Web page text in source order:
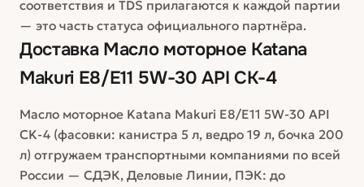
соответствия и TDS прилагаются к каждой партии
— это часть статуса официального партнёра.
Доставка Масло моторное Katana
Makuri E8/E11 5W-30 API CK-4
Масло моторное Katana Makuri E8/E11 5W-30 API
CK-4 (фасовки: канистра 5 л, ведро 19 л, бочка 200
л) отгружаем транспортными компаниями по всей
России — СДЭК, Деловые Линии, ПЭК: до